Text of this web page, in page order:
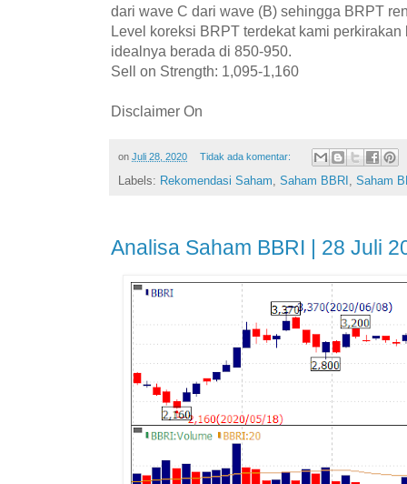
dari wave C dari wave (B) sehingga BRPT
Level koreksi BRPT terdekat kami
idealnya berada di 850-950.
Sell on Strength: 1,095-1,160
Disclaimer On
on Juli 28, 2020 Tidak ada komentar:
Labels: Rekomendasi Saham, Saham BBRI , Saham
Analisa Saham BBRI | 28 Juli